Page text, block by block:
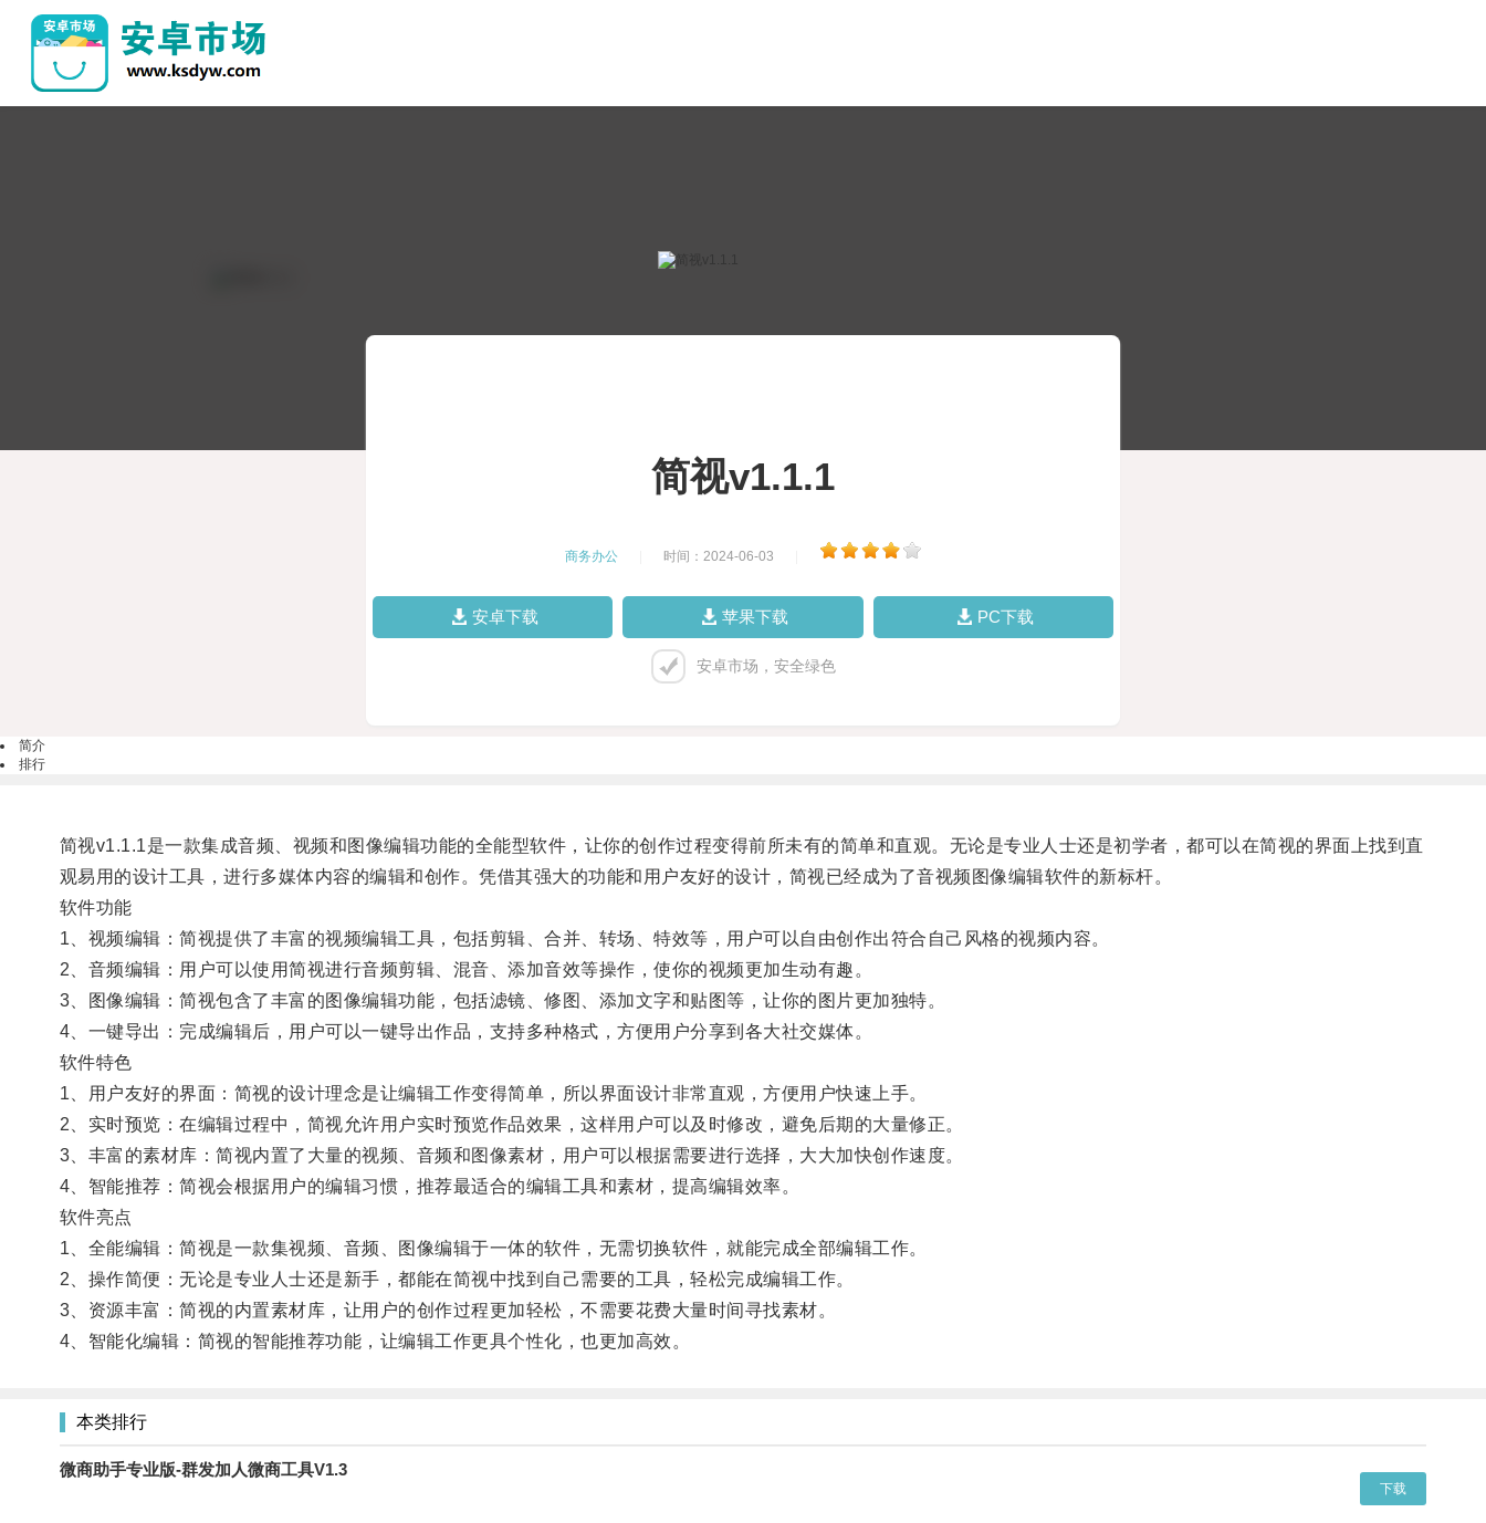
简视v1.1.1
商务办公 时间：2024-06-03
安卓下载 苹果下载 PC下载
安卓市场，安全绿色
简介
排行
简视v1.1.1是一款集成音频、视频和图像编辑功能的全能型软件，让你的创作过程变得前所未有的简单和直观。无论是专业人士还是初学者，都可以在简视的界面上找到直
观易用的设计工具，进行多媒体内容的编辑和创作。凭借其强大的功能和用户友好的设计，简视已经成为了音视频图像编辑软件的新标杆。
软件功能
1、视频编辑：简视提供了丰富的视频编辑工具，包括剪辑、合并、转场、特效等，用户可以自由创作出符合自己风格的视频内容。
2、音频编辑：用户可以使用简视进行音频剪辑、混音、添加音效等操作，使你的视频更加生动有趣。
3、图像编辑：简视包含了丰富的图像编辑功能，包括滤镜、修图、添加文字和贴图等，让你的图片更加独特。
4、一键导出：完成编辑后，用户可以一键导出作品，支持多种格式，方便用户分享到各大社交媒体。
软件特色
1、用户友好的界面：简视的设计理念是让编辑工作变得简单，所以界面设计非常直观，方便用户快速上手。
2、实时预览：在编辑过程中，简视允许用户实时预览作品效果，这样用户可以及时修改，避免后期的大量修正。
3、丰富的素材库：简视内置了大量的视频、音频和图像素材，用户可以根据需要进行选择，大大加快创作速度。
4、智能推荐：简视会根据用户的编辑习惯，推荐最适合的编辑工具和素材，提高编辑效率。
软件亮点
1、全能编辑：简视是一款集视频、音频、图像编辑于一体的软件，无需切换软件，就能完成全部编辑工作。
2、操作简便：无论是专业人士还是新手，都能在简视中找到自己需要的工具，轻松完成编辑工作。
3、资源丰富：简视的内置素材库，让用户的创作过程更加轻松，不需要花费大量时间寻找素材。
4、智能化编辑：简视的智能推荐功能，让编辑工作更具个性化，也更加高效。
本类排行
微商助手专业版-群发加人微商工具V1.3
下载